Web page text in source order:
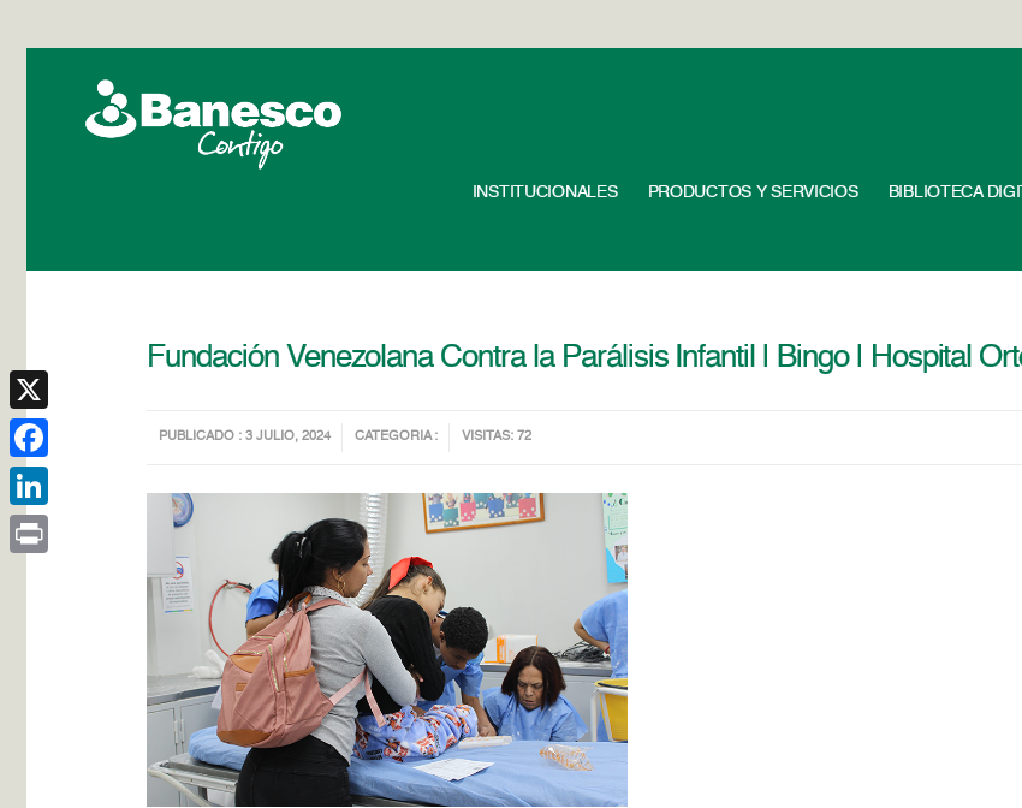
INSTITUCIONALES PRODUCTOS Y SERVICIOS BIBLIOTECA
Fundación Venezolana Contra la Parálisis Infantil | Bingo | Hospital
PUBLICADO : 3 JULIO, 2024 CATEGORIA : VISITAS: 72
X
Facebook
LinkedIn